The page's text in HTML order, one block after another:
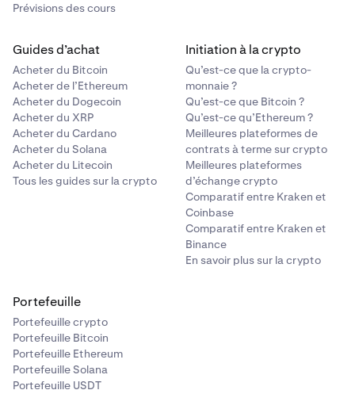
Prévisions des cours
Guides d’achat
Acheter du Bitcoin
Acheter de l’Ethereum
Acheter du Dogecoin
Acheter du XRP
Acheter du Cardano
Acheter du Solana
Acheter du Litecoin
Tous les guides sur la crypto
Initiation à la crypto
Qu’est-ce que la crypto-
monnaie ?
Qu’est-ce que Bitcoin ?
Qu’est-ce qu’Ethereum ?
Meilleures plateformes de
contrats à terme sur crypto
Meilleures plateformes
d’échange crypto
Comparatif entre Kraken et
Coinbase
Comparatif entre Kraken et
Binance
En savoir plus sur la crypto
Portefeuille
Portefeuille crypto
Portefeuille Bitcoin
Portefeuille Ethereum
Portefeuille Solana
Portefeuille USDT